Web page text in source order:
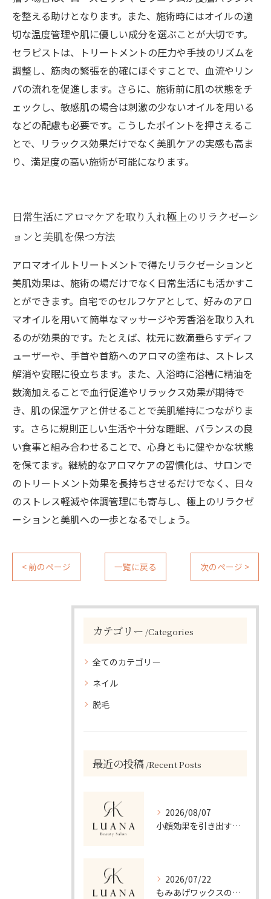
を整える助けとなります。また、施術時にはオイルの適
切な温度管理や肌に優しい成分を選ぶことが大切です。
セラピストは、トリートメントの圧力や手技のリズムを
調整し、筋肉の緊張を的確にほぐすことで、血流やリン
パの流れを促進します。さらに、施術前に肌の状態をチ
ェックし、敏感肌の場合は刺激の少ないオイルを用いる
などの配慮も必要です。こうしたポイントを押さえるこ
とで、リラックス効果だけでなく美肌ケアの実感も高ま
り、満足度の高い施術が可能になります。
日常生活にアロマケアを取り入れ極上のリラクゼーシ
ョンと美肌を保つ方法
アロマオイルトリートメントで得たリラクゼーションと
美肌効果は、施術の場だけでなく日常生活にも活かすこ
とができます。自宅でのセルフケアとして、好みのアロ
マオイルを用いて簡単なマッサージや芳香浴を取り入れ
るのが効果的です。たとえば、枕元に数滴垂らすディフ
ューザーや、手首や首筋へのアロマの塗布は、ストレス
解消や安眠に役立ちます。また、入浴時に浴槽に精油を
数滴加えることで血行促進やリラックス効果が期待で
き、肌の保湿ケアと併せることで美肌維持につながりま
す。さらに規則正しい生活や十分な睡眠、バランスの良
い食事と組み合わせることで、心身ともに健やかな状態
を保てます。継続的なアロマケアの習慣化は、サロンで
のトリートメント効果を長持ちさせるだけでなく、日々
のストレス軽減や体調管理にも寄与し、極上のリラクゼ
ーションと美肌への一歩となるでしょう。
< 前のページ 一覧に戻る 次のページ >
カテゴリー Categories
全てのカテゴリー
ネイル
脱毛
最近の投稿 Recent Posts
2026/08/07
小顔効果を引き出すフェイシャル施術の秘密
2026/07/22
もみあげワックスの美肌効果と安全性解説